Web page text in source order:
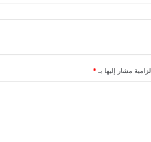
مشار إليها بـ *